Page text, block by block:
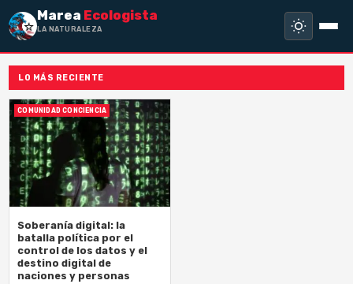
Marea Ecologista
LA NATURALEZA NO
LO MÁS RECIENTE
COMUNIDAD CONCIENCIA
Soberanía digital: la
batalla política por el
control de los datos y el
destino digital de
naciones y personas